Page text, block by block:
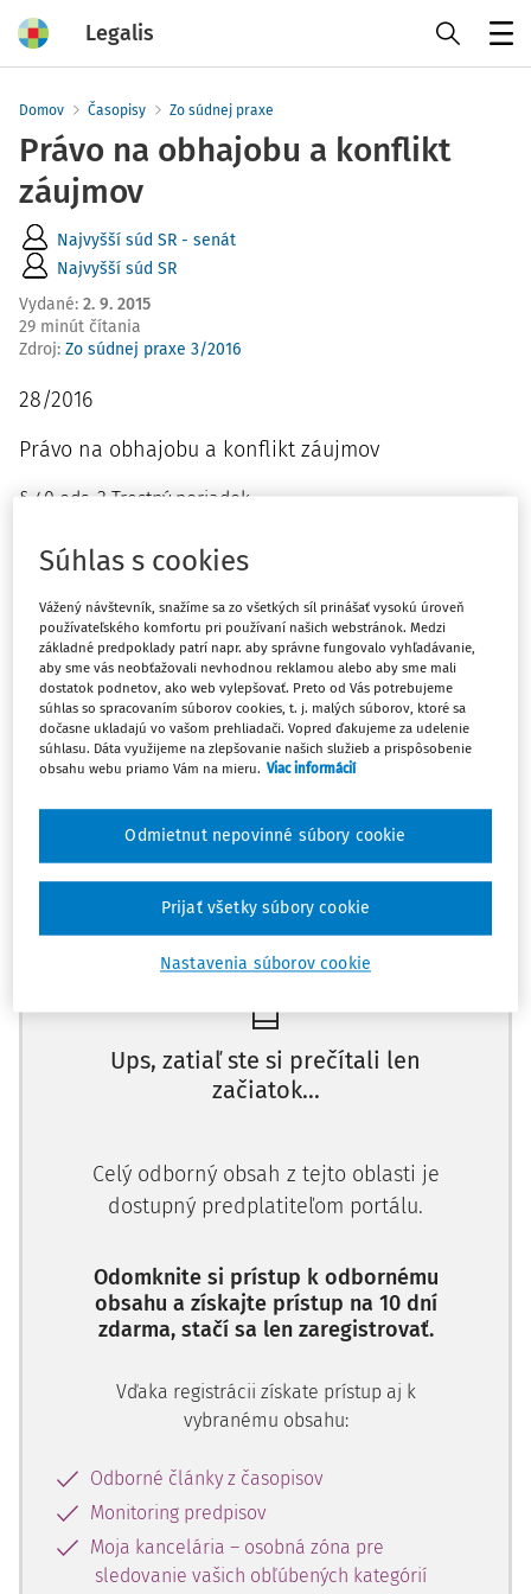
Legalis
Domov Časopisy Zo súdnej praxe
Právo na obhajobu a konflikt
záujmov
Najvyšší súd SR - senát
Najvyšší súd SR
Vydané: 2. 9. 2015
29 minút čítania
Zdroj: Zo súdnej praxe 3/2016
28/2016
Právo na obhajobu a konflikt záujmov
§ 40 ods. 3 Trestný poriadok
Článok 6 ods. 3 písm. b) až d) Dohovoru o ochrane
minimálne právo na obhajobu. Aby pomoc obhajcu nebola
len formálna, je dôležité, aby obhajca realizoval právnu
pomoc svojmu klientovi (obvinenému, resp.
obžalovanému) bez akýchkoľvek obmedzení napr. aj vo
forme konfliktu záujmov jeho dvoch klientov, ktorých
obhajuje v tom istom konaní. Nezodpovedá právu na
má "pomáhať" - obhajovať v tej istej veci dvoch
vzťahuje na trestné konanie ako celok, t.j. až do jeho
právoplatného skončenia, teda aj na konanie "len" o
uložení trestu po povolení obnovy konania, v rámci
ktorého zostal výrok o vine nedotknutý.
UZNESENIE NAJVYŠŠIEHO SÚDU SR , SP. ZN.2 TO 10/2015
Najvyšší súd rozhodol o odvolaniach obžalovaných B. A., J.
B. a R. B. proti rozsudku Špecializovaného trestného súdu z
25. mája 2015, sp. zn. BB-3T3/2008, tak, že podľa § 321 ods.
výrokoch o treste, pokiaľ sa týkajú obžalovaných B. A., J. B.
a R. B. a obž. M. P. - u tohto aj podľa § 324 TP. Podľa § 322
ods. 1 TP vec v zrušenej časti vrátil Špecializovanému
rozsahu znovu prerokoval a rozhodol.
Z ODÔVODNENIA:
Špecializovaný trestný súd v obnovenom konaní - po
povolení obnovy konania, v rámci ktorej bol zrušený len
výrok o treste v pôvodnom rozsudku z 24. februára 2008,
Máte predplatné?
Ups, zatiaľ ste si prečítali len
začiatok...
Celý odborný obsah z tejto oblasti je
dostupný predplatiteľom portálu.
Odomknite si prístup k odbornému
obsahu a získajte prístup na 10 dní
zdarma, stačí sa len zaregistrovať.
Vďaka registrácii získate prístup aj k
vybranému obsahu:
Odborné články z časopisov
Monitoring predpisov
Moja kancelária – osobná zóna pre
sledovanie vašich obľúbených kategórií
Súhlas s cookies
Vážený návštevník, snažíme sa zo všetkých síl prinášať vysokú úroveň
používateľského komfortu pri používaní našich webstránok. Medzi
základné predpoklady patrí napr. aby správne fungovalo vyhľadávanie,
aby sme vás neobťažovali nevhodnou reklamou alebo aby sme mali
dostatok podnetov, ako web vylepšovať. Preto od Vás potrebujeme
súhlas so spracovaním súborov cookies, t. j. malých súborov, ktoré sa
dočasne ukladajú vo vašom prehliadači. Vopred ďakujeme za udelenie
súhlasu. Dáta využijeme na zlepšovanie našich služieb a prispôsobenie
obsahu webu priamo Vám na mieru. Viac informácií
Nastavenia súborov cookie
Odmietnut nepovinné súbory cookie
Prijať všetky súbory cookie